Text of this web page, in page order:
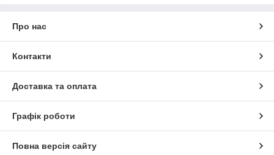
Про нас
Контакти
Доставка та оплата
Графік роботи
Повна версія сайту